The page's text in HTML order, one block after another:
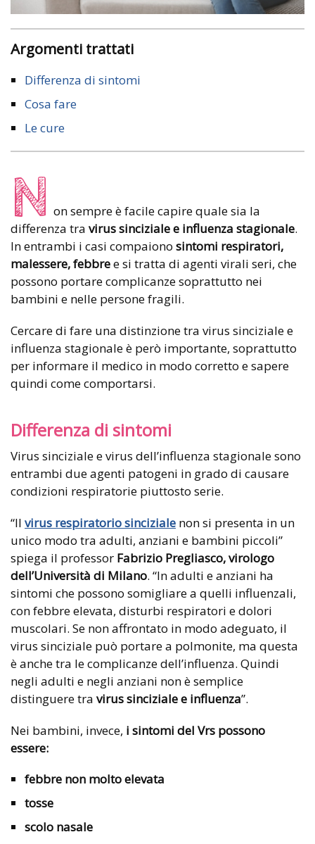
Argomenti trattati
Differenza di sintomi
Cosa fare
Le cure
N on sempre è facile capire quale sia la
differenza tra virus sinciziale e influenza stagionale.
In entrambi i casi compaiono sintomi respiratori,
malessere, febbree si tratta di agenti virali seri, che
possono portare complicanze soprattutto nei
bambini e nelle persone fragili.
Cercare di fare una distinzione tra virus sinciziale e
influenza stagionale è però importante, soprattutto
per informare il medico in modo corretto e sapere
quindi come comportarsi.
Differenza di sintomi
Virus sinciziale e virus dell’influenza stagionale sono
entrambi due agenti patogeni in grado di causare
condizioni respiratorie piuttosto serie.
“Il virus respiratorio sinciziale non si presenta in un
unico modo tra adulti, anziani e bambini piccoli”
spiega il professor Fabrizio Pregliasco, virologo
dell’Università di Milano. “In adulti e anziani ha
sintomi che possono somigliare a quelli influenzali,
con febbre elevata, disturbi respiratori e dolori
muscolari. Se non affrontato in modo adeguato, il
virus sinciziale può portare a polmonite, ma questa
è anche tra le complicanze dell’influenza. Quindi
negli adulti e negli anziani non è semplice
distinguere tra virus sinciziale e influenza”.
Nei bambini, invece, i sintomi del Vrs possono
essere:
febbre non molto elevata
tosse
scolo nasale